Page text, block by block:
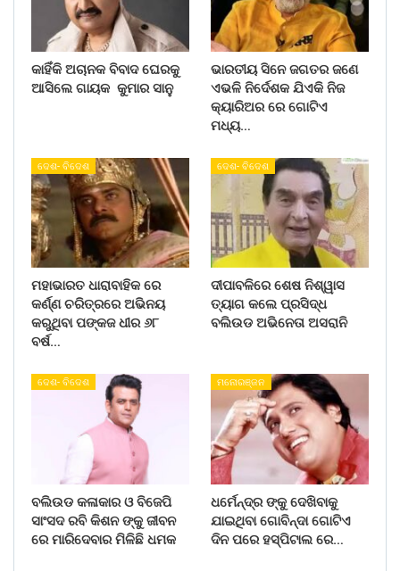
କାହିଁକି ଅଚାନକ ବିବାଦ ଘେରକୁ
ଆସିଲେ ଗାୟକ କୁମାର ସାନୁ
ଭାରତୀୟ ସିନେ ଜଗତର ଜଣେ
ଏଭଳି ନିର୍ଦେଶକ ଯିଏକି ନିଜ
କ୍ୟାରିଅର ରେ ଗୋଟିଏ
ମଧ୍ୟ…
ଦେଶ- ବିଦେଶ
ମହାଭାରତ ଧାରାବାହିକ ରେ
କର୍ଣ୍ଣ ଚରିତ୍ରରେ ଅଭିନୟ
କରୁଥିବା ପଙ୍କଜ ଧୀର ୬୮
ବର୍ଷ…
ଦେଶ- ବିଦେଶ
ଦୀପାବଳିରେ ଶେଷ ନିଶ୍ୱାସ
ତ୍ୟାଗ କଲେ ପ୍ରସିଦ୍ଧ
ବଲିଉଡ ଅଭିନେତା ଅସରାନି
ଦେଶ- ବିଦେଶ
ବଲିଉଡ କଳାକାର ଓ ବିଜେପି
ସାଂସଦ ରବି କିଶନ ଙ୍କୁ ଜୀବନ
ରେ ମାରିଦେବାର ମିଳିଛି ଧମକ
ମନୋରଞ୍ଜନ
ଧର୍ମେନ୍ଦ୍ର ଙ୍କୁ ଦେଖିବାକୁ
ଯାଇଥିବା ଗୋବିନ୍ଦା ଗୋଟିଏ
ଦିନ ପରେ ହସ୍ପିଟାଲ ରେ…